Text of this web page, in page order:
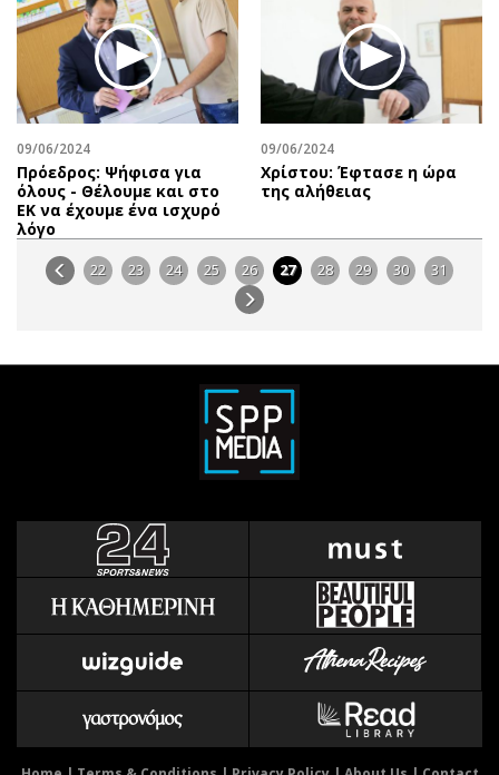
09/06/2024
Πρόεδρος: Ψήφισα για
όλους - Θέλουμε και στο
ΕΚ να έχουμε ένα ισχυρό
λόγο
09/06/2024
Χρίστου: Έφτασε η ώρα
της αλήθειας
22 23 24 25 26 27 28 29 30 31